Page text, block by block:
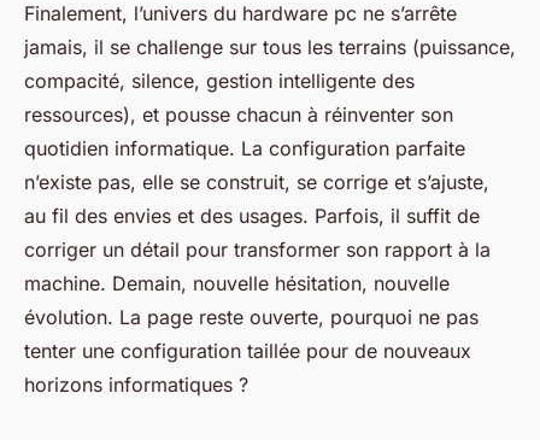
Finalement, l’univers du hardware pc ne s’arrête
jamais, il se challenge sur tous les terrains (puissance,
compacité, silence, gestion intelligente des
ressources), et pousse chacun à réinventer son
quotidien informatique. La configuration parfaite
n’existe pas, elle se construit, se corrige et s’ajuste,
au fil des envies et des usages. Parfois, il suffit de
corriger un détail pour transformer son rapport à la
machine. Demain, nouvelle hésitation, nouvelle
évolution. La page reste ouverte, pourquoi ne pas
tenter une configuration taillée pour de nouveaux
horizons informatiques ?